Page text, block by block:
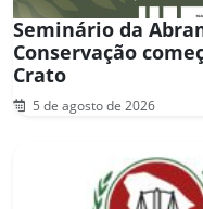
Seminário da
Conservação
Crato
5 de agosto de 2026